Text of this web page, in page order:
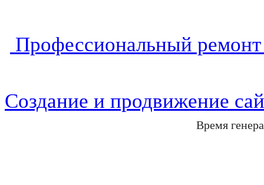
Профессиональный ремонт
Создание и продвижение
Время